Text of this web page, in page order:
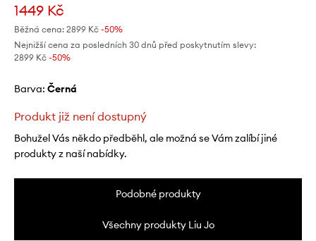
1449 Kč
Běžná cena: 2899 Kč -50%
Nejnižší cena za posledních 30 dnů před poskytnutím slevy:
2899 Kč -50%
Barva: černá
Produkt již není dostupný
Bohužel Vás někdo předběhl, ale možná se Vám zalíbí jiné
produkty z naší nabídky.
Podobné produkty
Všechny produkty Liu Jo